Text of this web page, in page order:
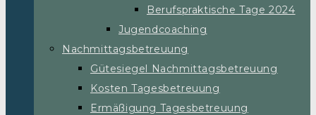
Berufspraktische Tage 2024
Jugendcoaching
Nachmittagsbetreuung
Gütesiegel Nachmittagsbetreuung
Kosten Tagesbetreuung
Ermäßigung Tagesbetreuung